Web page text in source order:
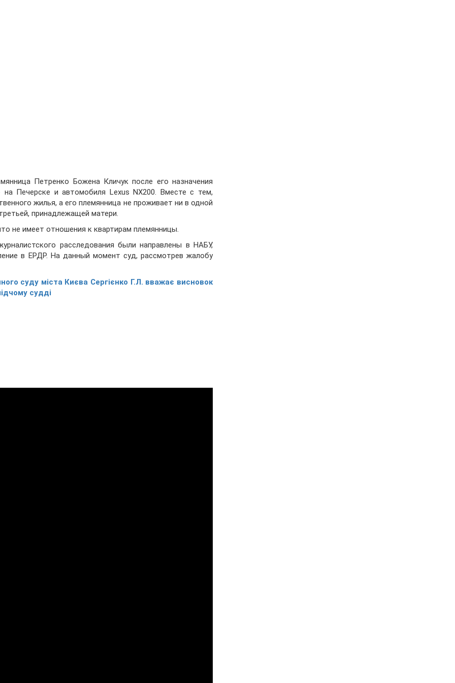
Петренко Божена Кличук после его назначения
Печерске и автомобиля Lexus NX200. Вместе с тем,
жилья, а его племянница не проживает ни в одной
принадлежащей матери.
не имеет отношения к квартирам племянницы.
расследования были направлены в НАБУ,
в ЕРДР. На данный момент суд, рассмотрев жалобу
суду міста Києва Сергієнко Г.Л. вважає висновок
судді